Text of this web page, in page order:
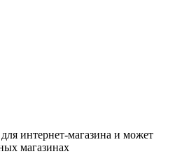
интернет-магазина и может
магазинах